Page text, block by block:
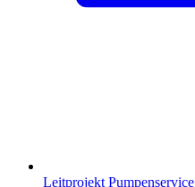
Leitprojekt Pumpenservice